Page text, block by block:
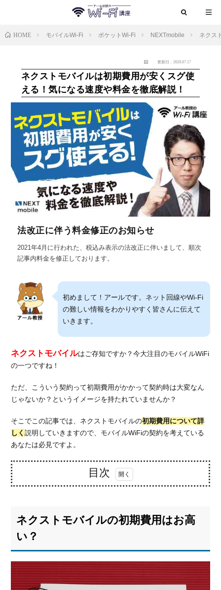
HOME モバイルWi-Fi ポケットWi-Fi NEXTmobile ネクス
更新日：2020.07.17
ネクストモバイルは初期費用が安くスグ使
える！気になる速度や料金を徹底解説！
法改正に伴う料金修正のお知らせ
2021年4月に行われた、税込み表示の法改正に伴いまして、順次
記事内料金を修正しております。
初めまして！アールです。ネット回線やWi-Fi
の難しい情報をわかりやすく皆さんに伝えて
いきます。
ネクストモバイルはご存知ですか？今大注目のモバイルWiFi
の一つですね！
ただ、こういう契約って初期費用がかかって契約時は大変なん
じゃないか？というイメージを持たれていませんか？
そこでこの記事では、ネクストモバイルの初期費用について詳
しく説明していきますので、モバイルWiFiの契約を考えている
あなたは必見ですよ。
目次
モバ
イル
の初
期費
用は
お高
い？
ネクストモバイルの初期費用はお高
い？